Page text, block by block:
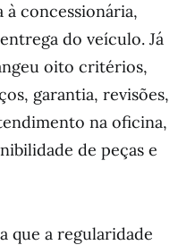
concessionária,
do veículo. Já
oito critérios,
garantia, revisões,
na oficina,
de peças e
que a regularidade